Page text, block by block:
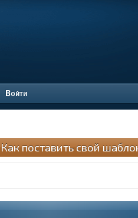
Войти
Как поставить свой